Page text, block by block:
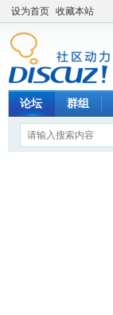
设为首页 收藏本站
论坛 群组